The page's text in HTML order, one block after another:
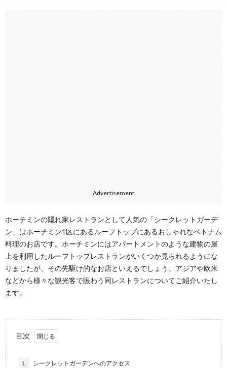
Advertisement
ホーチミンの隠れ家レストランとして人気の「シークレットガーデ
ン」はホーチミン1区にあるルーフトップにあるおしゃれなベトナム
料理のお店です。ホーチミンにはアパートメントのような建物の屋
上を利用したルーフトップレストランがいくつか見られるようにな
りましたが、その先駆け的なお店といえるでしょう。アジアや欧米
などから様々な観光客で賑わう同レストランについてご紹介いたし
ます。
目次
1. シークレットガーデンへのアクセス